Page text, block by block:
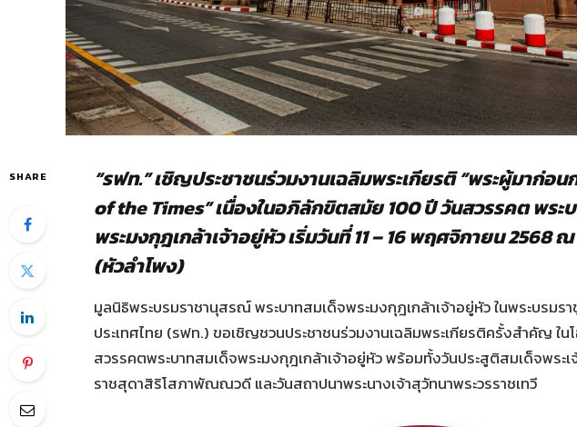
SHARE
“รฟท.” เชิญประชาชนร่วมงานเฉลิมพระเกียรติ “พระผู้มาก่อ
of the Times” เนื่องในอภิลักขิตสมัย 100 ปี วันสวรรคต พระ
พระมงกุฎเกล้าเจ้าอยู่หัว เริ่มวันที่ 11 – 16 พฤศจิกายน 2568
(หัวลำโพง)
มูลนิธิพระบรมราชานุสรณ์ พระบาทสมเด็จพระมงกุฎเกล้าเจ้าอยู่หัว ในพระบรม
ประเทศไทย (รฟท.) ขอเชิญชวนประชาชนร่วมงานเฉลิมพระเกียรติครั้งสำคัญ ใน
สวรรคตพระบาทสมเด็จพระมงกุฎเกล้าเจ้าอยู่หัว พร้อมทั้งวันประสูติสมเด็จพระเ
ราชสุดาสิริโสภาพัณณวดี และวันสถาปนาพระนางเจ้าสุวัทนาพระวรราชเทวี